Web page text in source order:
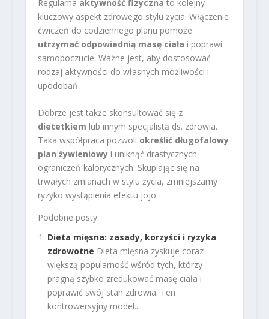
Regularna aktywność fizyczna to kolejny
kluczowy aspekt zdrowego stylu życia. Włączenie
ćwiczeń do codziennego planu pomoże
utrzymać odpowiednią masę ciała i poprawi
samopoczucie. Ważne jest, aby dostosować
rodzaj aktywności do własnych możliwości i
upodobań.
Dobrze jest także skonsultować się z
dietetkiem lub innym specjalistą ds. zdrowia.
Taka współpraca pozwoli określić długofalowy
plan żywieniowyi uniknąć drastycznych
ograniczeń kalorycznych. Skupiając się na
trwałych zmianach w stylu życia, zmniejszamy
ryzyko wystąpienia efektu jojo.
Podobne posty:
Dieta mięsna: zasady, korzyści i ryzyka
zdrowotne Dieta mięsna zyskuje coraz
większą popularność wśród tych, którzy
pragną szybko zredukować masę ciała i
poprawić swój stan zdrowia. Ten
kontrowersyjny model...